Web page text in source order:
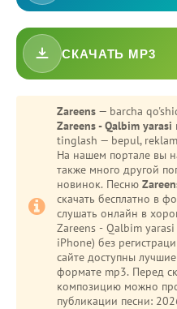
СКАЧАТЬ MP3
Zareens — barcha
Zareens - Qalbim yarasi
tinglash — bepul,
На нашем портале вы
также много другой
новинок. Песню
скачать бесплатно в
слушать онлайн в хорошем
Zareens - Qalbim
iPhone) без
сайте доступны
формате mp3. Перед
композицию можно
публикации песни:
-Bezori